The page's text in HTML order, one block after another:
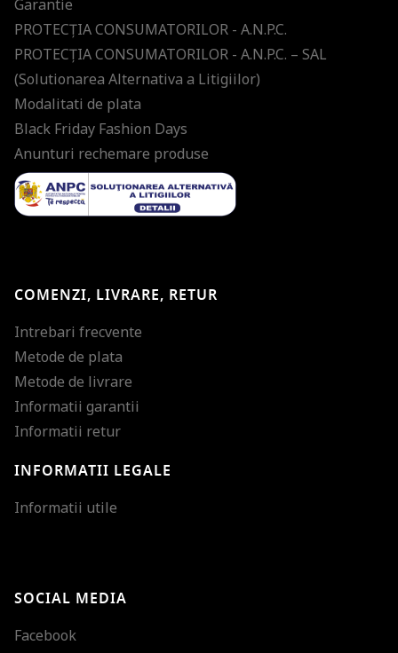
Garantie
PROTECŢIA CONSUMATORILOR - A.N.P.C.
PROTECŢIA CONSUMATORILOR - A.N.P.C. – SAL
(Solutionarea Alternativa a Litigiilor)
Modalitati de plata
Black Friday Fashion Days
Anunturi rechemare produse
COMENZI, LIVRARE, RETUR
Intrebari frecvente
Metode de plata
Metode de livrare
Informatii garantii
Informatii retur
INFORMATII LEGALE
Informatii utile
SOCIAL MEDIA
Facebook